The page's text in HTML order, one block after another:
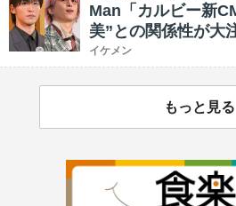
Man「カルビー新
美”との関係性が大
イケメン
もっと見る